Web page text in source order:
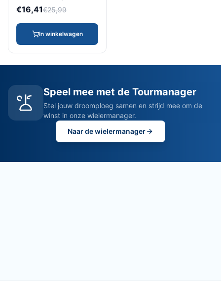
€16,41€25,99
In winkelwagen
Speel mee met de Tourmanager
Stel jouw droomploeg samen en strijd mee om de
winst in onze wielermanager.
Naar de wielermanager